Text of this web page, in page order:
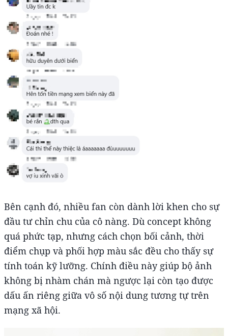
Bên cạnh đó, nhiều fan còn dành lời khen cho sự
đầu tư chỉn chu của cô nàng. Dù concept không
quá phức tạp, nhưng cách chọn bối cảnh, thời
điểm chụp và phối hợp màu sắc đều cho thấy sự
tính toán kỹ lưỡng. Chính điều này giúp bộ ảnh
không bị nhàm chán mà ngược lại còn tạo được
dấu ấn riêng giữa vô số nội dung tương tự trên
mạng xã hội.